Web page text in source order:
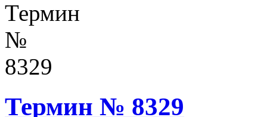
Термин № 8329